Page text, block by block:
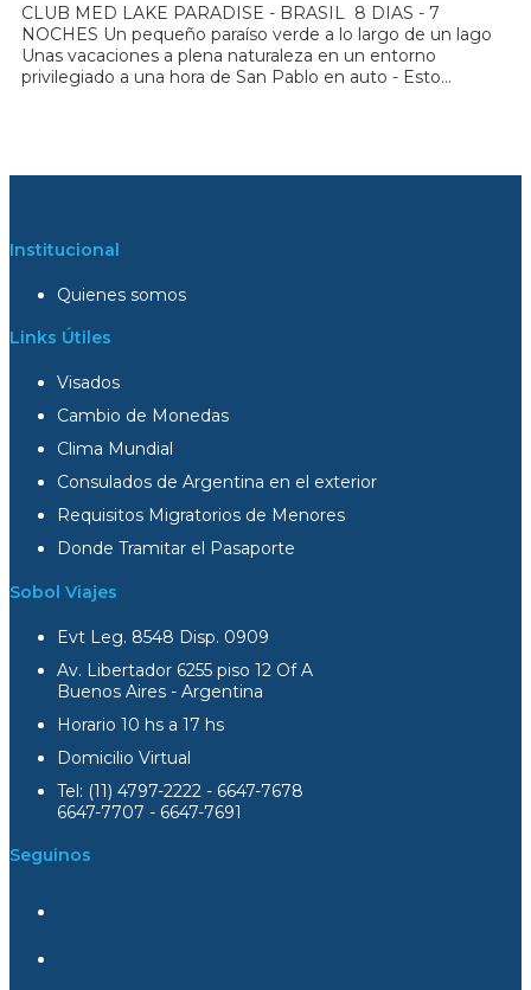
CLUB MED LAKE PARADISE - BRASIL 8 DIAS - 7
NOCHES Un pequeño paraíso verde a lo largo de un lago
Unas vacaciones a plena naturaleza en un entorno
privilegiado a una hora de San Pablo en auto - Esto...
Institucional
Quienes somos
Links Útiles
Visados
Cambio de Monedas
Clima Mundial
Consulados de Argentina en el exterior
Requisitos Migratorios de Menores
Donde Tramitar el Pasaporte
Sobol Viajes
Evt Leg. 8548 Disp. 0909
Av. Libertador 6255 piso 12 Of A
Buenos Aires - Argentina
Horario 10 hs a 17 hs
Domicilio Virtual
Tel: (11) 4797-2222 - 6647-7678
6647-7707 - 6647-7691
Seguinos